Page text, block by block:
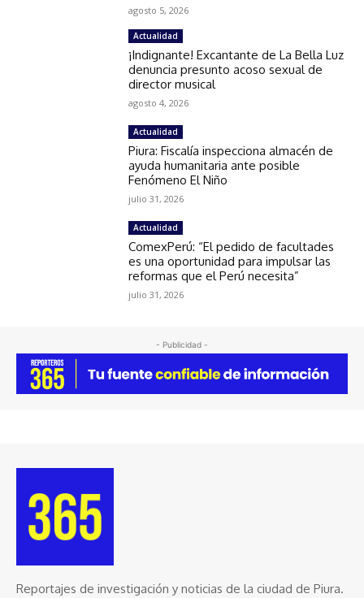
agosto 5, 2026
Actualidad
¡Indignante! Excantante de La Bella Luz
denuncia presunto acoso sexual de
director musical
agosto 4, 2026
Actualidad
Piura: Fiscalía inspecciona almacén de
ayuda humanitaria ante posible
Fenómeno El Niño
julio 31, 2026
Actualidad
ComexPerú: “El pedido de facultades
es una oportunidad para impulsar las
reformas que el Perú necesita”
julio 31, 2026
- Publicidad -
Reportajes de investigación y noticias de la ciudad de Piura.